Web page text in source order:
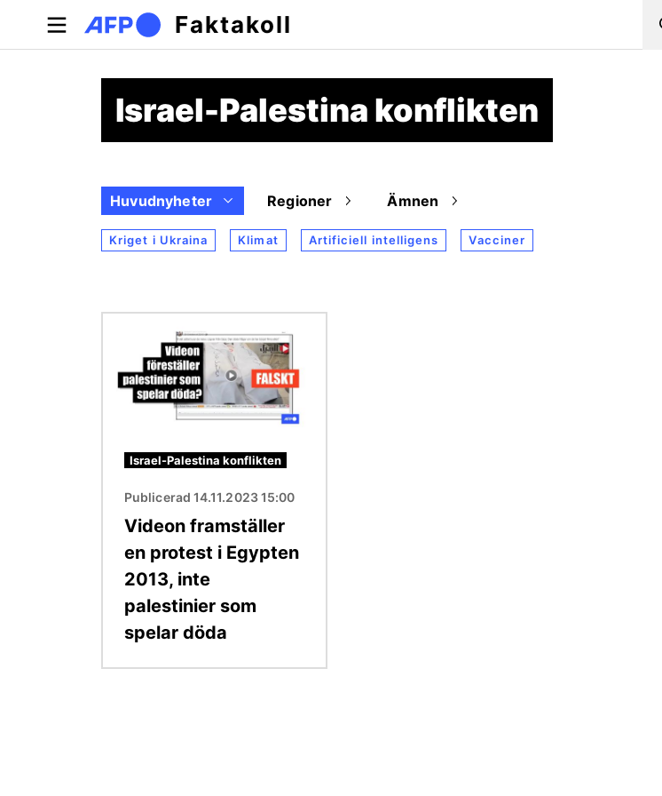
Hoppa till huvudinnehåll
Faktakoll
Israel-Palestina konflikten
Huvudnyheter Regioner Ämnen
Kriget i Ukraina Klimat Artificiell intelligens Vacciner
Israel-Palestina konflikten
Publicerad 14.11.2023 15:00
Videon framställer
en protest i Egypten
2013, inte
palestinier som
spelar döda